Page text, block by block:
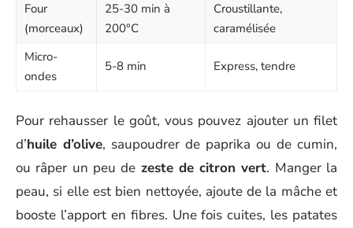
Four
(morceaux)
25-30 min à
200°C
Croustillante,
caramélisée
Micro-
ondes
5-8 min Express, tendre
Pour rehausser le goût, vous pouvez ajouter un filet
d’huile d’olive, saupoudrer de paprika ou de cumin,
ou râper un peu de zeste de citron vert. Manger la
peau, si elle est bien nettoyée, ajoute de la mâche et
booste l’apport en fibres. Une fois cuites, les patates